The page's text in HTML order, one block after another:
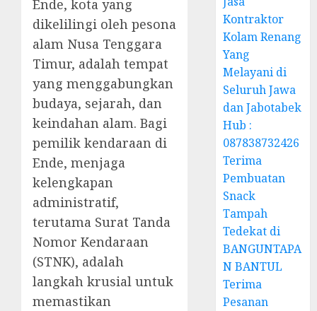
Ende, kota yang
dikelilingi oleh pesona
alam Nusa Tenggara
Timur, adalah tempat
yang menggabungkan
budaya, sejarah, dan
keindahan alam. Bagi
pemilik kendaraan di
Ende, menjaga
kelengkapan
administratif,
terutama Surat Tanda
Nomor Kendaraan
(STNK), adalah
langkah krusial untuk
memastikan
Kontraktor
Kolam Renang
Yang
Melayani di
Seluruh Jawa
dan Jabotabek
Hub :
087838732426
Terima
Pembuatan
Snack
Tampah
Tedekat di
BANGUNTAPA
N BANTUL
Terima
Pesanan